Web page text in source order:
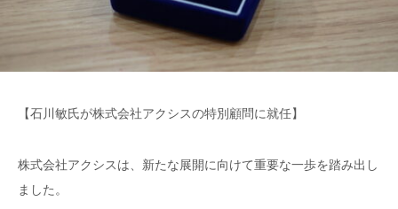
【石川敏氏が株式会社アクシスの特別顧問に就任】
株式会社アクシスは、新たな展開に向けて重要な一歩を踏み出し
ました。